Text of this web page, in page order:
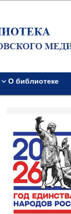
О библиотеке